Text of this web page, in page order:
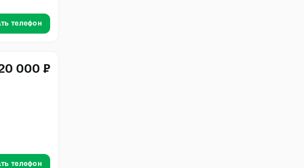
телефон
000 ₽
телефон